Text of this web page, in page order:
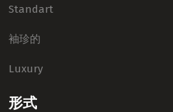
Standart
袖珍的
Luxury
形式